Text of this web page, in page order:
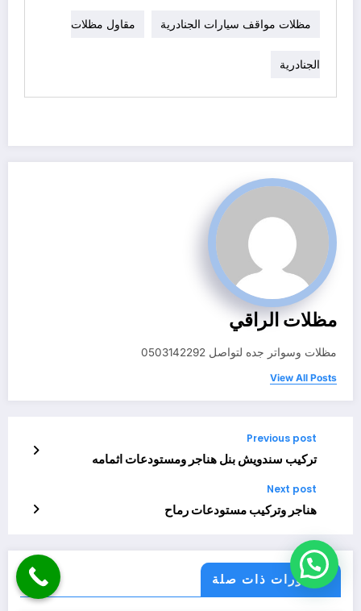
مظلات مواقف سيارات الجنادرية مقاول مظلات
الجنادرية
مظلات الراقي
مظلات وسواتر جده لتواصل 0503142292
View All Posts
Previous post
تركيب سندويش بنل هناجر ومستودعات اثمامه
Next post
هناجر وتركيب مستودعات رماح
منشورات ذات صلة